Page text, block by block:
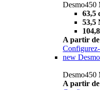
Desmo450
63,5
53,5
A partir de
new
Desmo450
A partir de